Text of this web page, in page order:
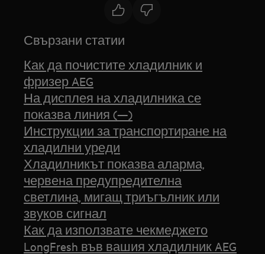
Свързани статии
Как да почистите хладилник и
фризер AEG
На дисплея на хладилника се
показва линия (—)
Инструкции за транспортиране на
хладилни уреди
Хладилникът показва аларма,
червена предупредителна
светлина, мигащ триъгълник или
звуков сигнал
Как да използвате чекмеджето
LongFresh във вашия хладилник AEG